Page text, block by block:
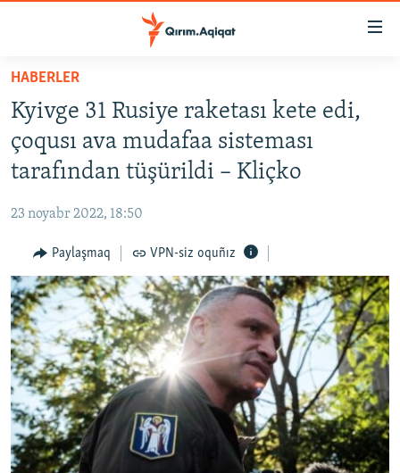
Esas
qaytmaq
Baş
navigatsiyağa
qaytmaq
Qıdıruvğa
qaytmaq
SİYASET
İQTİSADİYAT
MEDENİYET
İNSAN AQLARI
VİDEO
SÜRET
BLOGLAR
FİKİR
Русский
Українською
HABERLER
Kyivge 31 Rusiye raketası kete edi,
çoqusı ava mudafaa sisteması
tarafından tüşürildi – Kliçko
23 noyabr 2022, 18:50
Paylaşmaq VPN-siz oquñız